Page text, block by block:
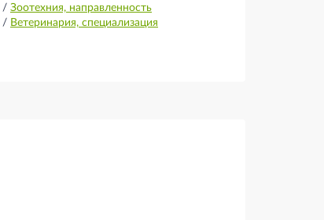
/ Зоотехния, направленность
/ Ветеринария, специализация